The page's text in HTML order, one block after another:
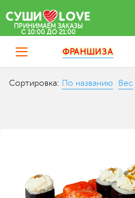
ПРИНИМАЕМ ЗАКАЗЫ
C 10:00 ДО 21:00
ФРАНШИЗА
Сортировка: По названию Вес